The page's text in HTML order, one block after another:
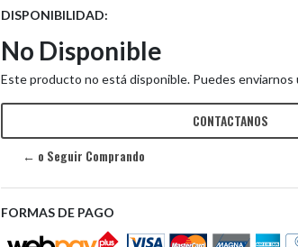
DISPONIBILIDAD:
No Disponible
Este producto no está disponible. Puedes
CONTACTANOS
← o Seguir Comprando
FORMAS DE PAGO